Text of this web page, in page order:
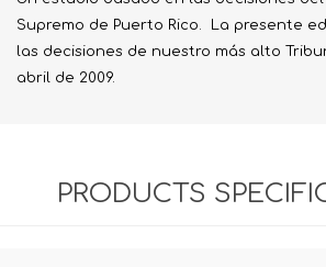
Supremo de Puerto Rico. La presente
las decisiones de nuestro más alto
abril de 2009.
PRODUCTS